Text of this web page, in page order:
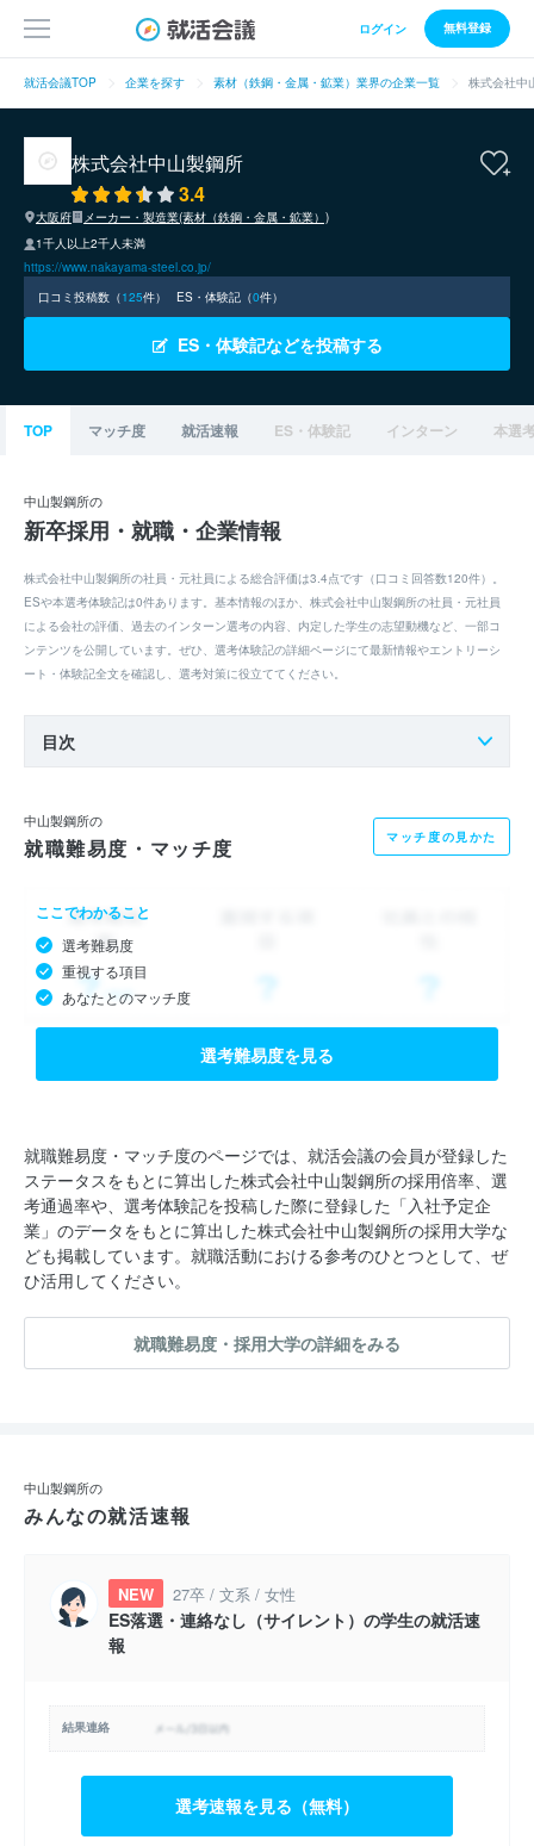
ログイン 無料登録
就活会議TOP 企業を探す 素材（鉄鋼・金属・鉱業）業界の企業一覧 株式会社中
株式会社中山製鋼所
3.4
大阪府
メーカー・製造業(素材（鉄鋼・金属・鉱業）)
1千人以上2千人未満
https://www.nakayama-steel.co.jp/
口コミ投稿数（125件） ES・体験記（0件）
ES・体験記などを投稿する
TOP マッチ度 就活速報 ES・体験記 インターン 本選
中山製鋼所の
新卒採用・就職・企業情報
株式会社中山製鋼所の社員・元社員による総合評価は3.4点です（口コミ回答数120件）。
ESや本選考体験記は0件あります。基本情報のほか、株式会社中山製鋼所の社員・元社員
による会社の評価、過去のインターン選考の内容、内定した学生の志望動機など、一部コ
ンテンツを公開しています。ぜひ、選考体験記の詳細ページにて最新情報やエントリーシ
ート・体験記全文を確認し、選考対策に役立ててください。
目次
中山製鋼所の
就職難易度・マッチ度 マッチ度の見かた
ここでわかること
選考難易度
重視する項目
あなたとのマッチ度
選考難易度を見る
就職難易度・マッチ度のページでは、就活会議の会員が登録した
ステータスをもとに算出した株式会社中山製鋼所の採用倍率、選
考通過率や、選考体験記を投稿した際に登録した「入社予定企
業」のデータをもとに算出した株式会社中山製鋼所の採用大学な
ども掲載しています。就職活動における参考のひとつとして、ぜ
ひ活用してください。
就職難易度・採用大学の詳細をみる
中山製鋼所の
みんなの就活速報
NEW 27卒 / 文系 / 女性
ES落選・連絡なし（サイレント）の学生の就活速
報
結果連絡
選考速報を見る（無料）